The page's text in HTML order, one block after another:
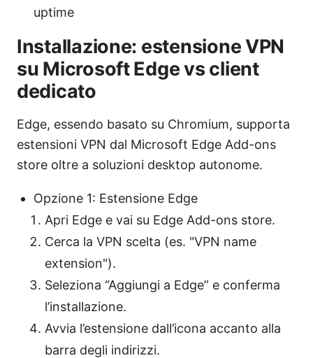
uptime
Installazione: estensione VPN
su Microsoft Edge vs client
dedicato
Edge, essendo basato su Chromium, supporta
estensioni VPN dal Microsoft Edge Add-ons
store oltre a soluzioni desktop autonome.
Opzione 1: Estensione Edge
Apri Edge e vai su Edge Add-ons store.
Cerca la VPN scelta (es. "VPN name
extension").
Seleziona “Aggiungi a Edge” e conferma
l’installazione.
Avvia l’estensione dall’icona accanto alla
barra degli indirizzi.